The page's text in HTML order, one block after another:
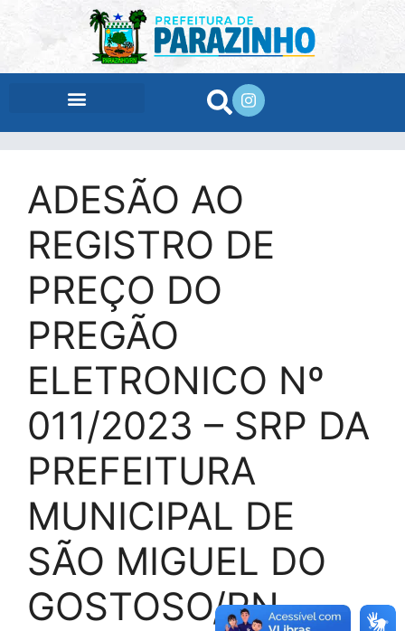
ADESÃO AO
REGISTRO DE
PREÇO DO
PREGÃO
ELETRONICO Nº
011/2023 – SRP DA
PREFEITURA
MUNICIPAL DE
SÃO MIGUEL DO
GOSTOSO/RN